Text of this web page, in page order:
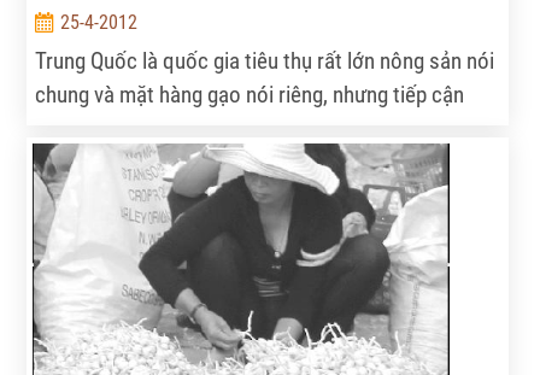
25-4-2012
Trung Quốc là quốc gia tiêu thụ rất lớn nông sản nói
chung và mặt hàng gạo nói riêng, nhưng tiếp cận
lường trước những quyết sách và thông tin thị
trường.